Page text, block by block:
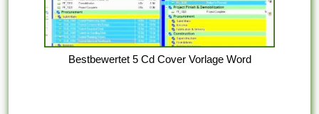
Bestbewertet 5 Cd Cover Vorlage Word